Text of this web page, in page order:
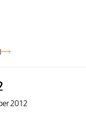
2012